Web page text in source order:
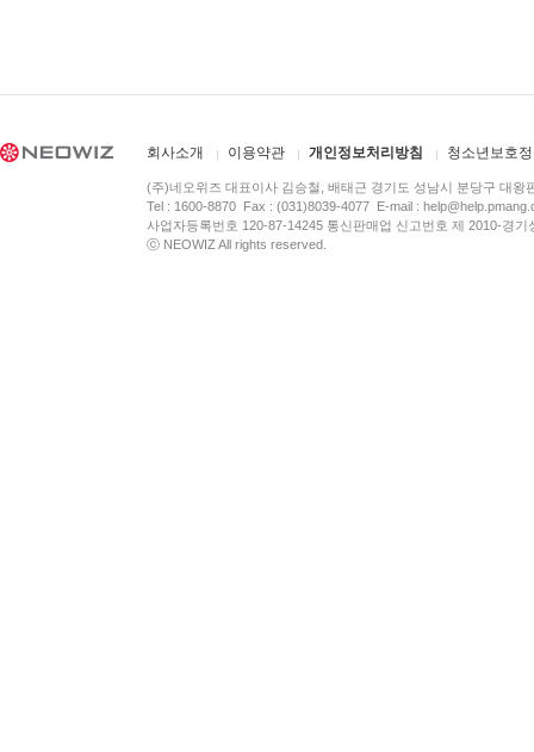
회사소개 이용약관 개인정보처리방침 청소년보호
(주)네오위즈 대표이사 김승철, 배태근 경기도 성남시 분당구 대왕
Tel : 1600-8870 Fax : (031)8039-4077 E-mail :
사업자등록번호 120-87-14245 통신판매업 신고번호 제 2010-경
ⓒ NEOWIZ All rights reserved.